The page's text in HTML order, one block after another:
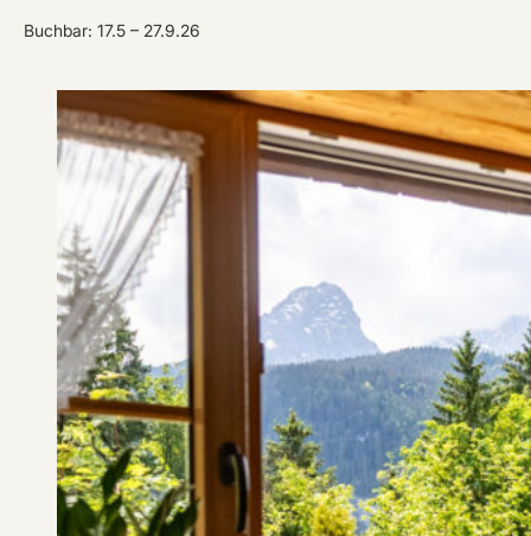
Buchbar: 17.5 – 27.9.26